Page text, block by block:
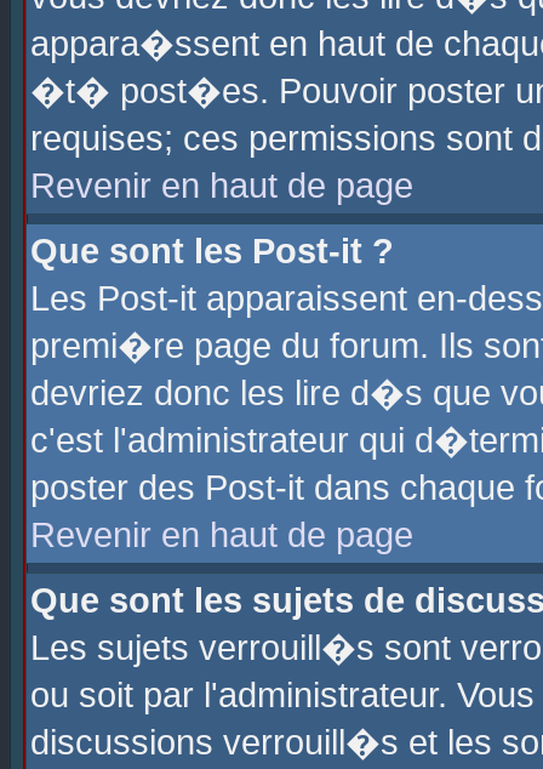
appara�ssent en haut de
�t� post�es. Pouvoir poster
requises; ces permissions sont
Revenir en haut de page
Que sont les Post-it ?
Les Post-it apparaissent en-
premi�re page du forum. Ils
devriez donc les lire d�s que
c'est l'administrateur qui
poster des Post-it dans chaque
Revenir en haut de page
Que sont les sujets de
Les sujets verrouill�s sont
ou soit par l'administrateur.
discussions verrouill�s et les